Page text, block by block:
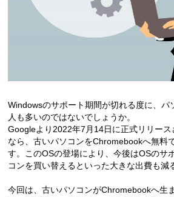
Windowsのサポート期間が切れる度に、パ
人も多いのではないでしょうか。
Googleより2022年7月14日に正式リリー
なら、古いパソコンをChromebookへ無料
す。このOSの登場により、今後はOSのサ
コンを買い替えるといった大きな出費も減
今回は、古いパソコンがChromebookへ生